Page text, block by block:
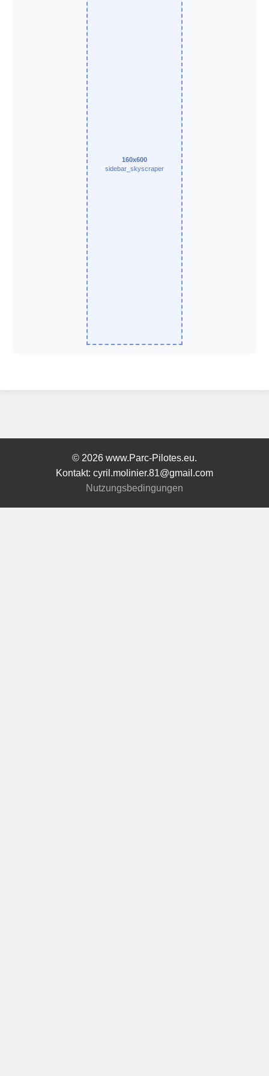
160x600
sidebar_skyscraper
© 2026 www.Parc-Pilotes.eu.
Kontakt: cyril.molinier.81@gmail.com
Nutzungsbedingungen